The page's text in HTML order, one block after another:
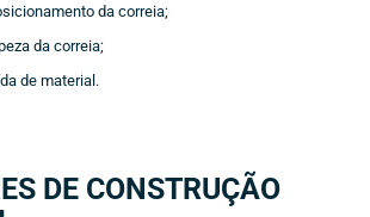
da correia;
da correia;
de material.
DE CONSTRUÇÃO